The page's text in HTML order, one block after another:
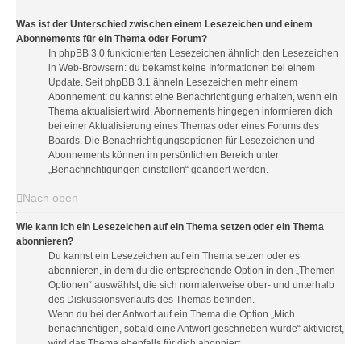
Was ist der Unterschied zwischen einem Lesezeichen und einem
Abonnements für ein Thema oder Forum?
In phpBB 3.0 funktionierten Lesezeichen ähnlich den Lesezeichen
in Web-Browsern: du bekamst keine Informationen bei einem
Update. Seit phpBB 3.1 ähneln Lesezeichen mehr einem
Abonnement: du kannst eine Benachrichtigung erhalten, wenn ein
Thema aktualisiert wird. Abonnements hingegen informieren dich
bei einer Aktualisierung eines Themas oder eines Forums des
Boards. Die Benachrichtigungsoptionen für Lesezeichen und
Abonnements können im persönlichen Bereich unter
„Benachrichtigungen einstellen“ geändert werden.
Nach oben
Wie kann ich ein Lesezeichen auf ein Thema setzen oder ein Thema
abonnieren?
Du kannst ein Lesezeichen auf ein Thema setzen oder es
abonnieren, in dem du die entsprechende Option in den „Themen-
Optionen“ auswählst, die sich normalerweise ober- und unterhalb
des Diskussionsverlaufs des Themas befinden.
Wenn du bei der Antwort auf ein Thema die Option „Mich
benachrichtigen, sobald eine Antwort geschrieben wurde“ aktivierst,